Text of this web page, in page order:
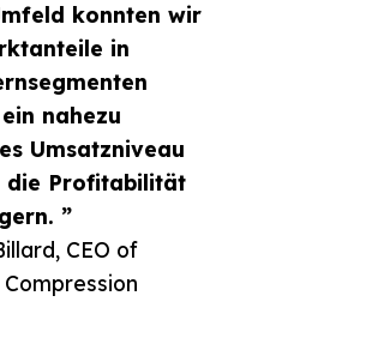
konnten wir
in
nahezu
Umsatzniveau
die Profitabilität
”
CEO of